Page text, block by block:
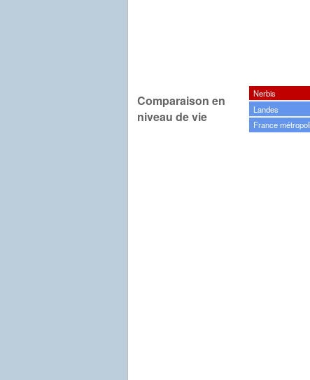
Comparaison en
niveau de vie
Nerbis
Landes
France